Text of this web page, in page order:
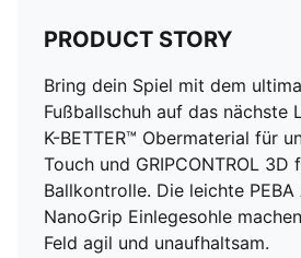
PRODUCT STORY
Bring dein Spiel mit dem
Fußballschuh auf das nächste
K-BETTER™ Obermaterial für
Touch und GRIPCONTROL
Ballkontrolle. Die leichte PEBA
NanoGrip Einlegesohle
Feld agil und unaufhaltsam.